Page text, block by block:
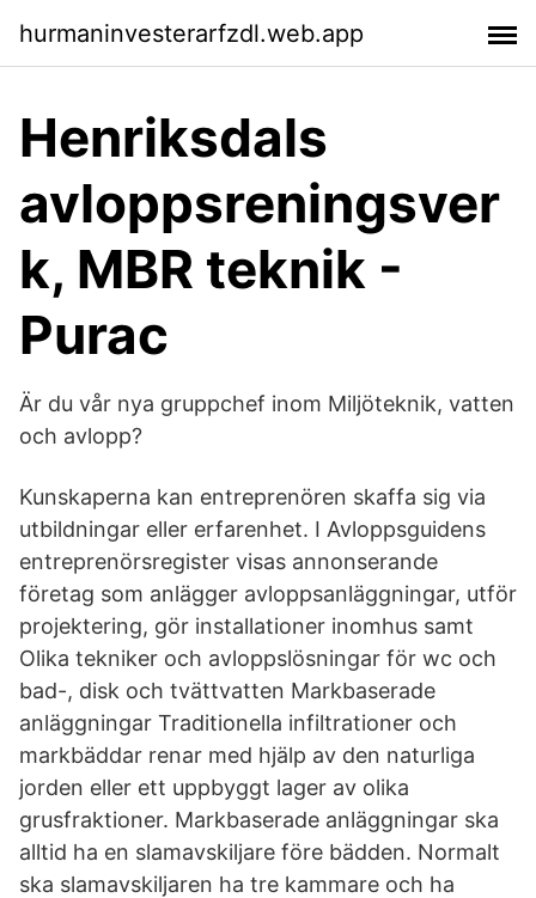
hurmaninvesterarfzdl.web.app
Henriksdals
avloppsreningsver
k, MBR teknik -
Purac
Är du vår nya gruppchef inom Miljöteknik, vatten
och avlopp?
Kunskaperna kan entreprenören skaffa sig via
utbildningar eller erfarenhet. I Avloppsguidens
entreprenörsregister visas annonserande
företag som anlägger avloppsanläggningar, utför
projektering, gör installationer inomhus samt
Olika tekniker och avloppslösningar för wc och
bad-, disk och tvättvatten Markbaserade
anläggningar Traditionella infiltrationer och
markbäddar renar med hjälp av den naturliga
jorden eller ett uppbyggt lager av olika
grusfraktioner. Markbaserade anläggningar ska
alltid ha en slamavskiljare före bädden. Normalt
ska slamavskiljaren ha tre kammare och ha